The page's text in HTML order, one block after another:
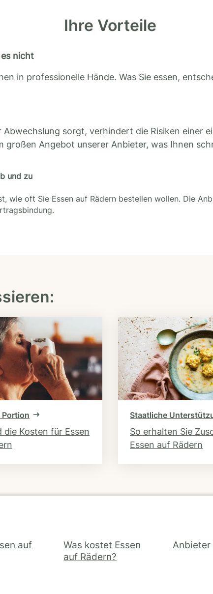
Ihre Vorteile
nicht
in professionelle Hände. Was Sie essen,
Abwechslung sorgt, verhindert die Risiken einer
großen Angebot unserer Anbieter, was Ihnen
und zu
wie oft Sie Essen auf Rädern bestellen wollen. Die
Portion
die Kosten für Essen
Staatliche
So erhalten Sie
Essen auf Rädern
auf
Was kostet Essen
auf Rädern?
Anbieter